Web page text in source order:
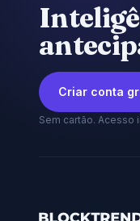
Criar conta
Sem cartão. Acesso